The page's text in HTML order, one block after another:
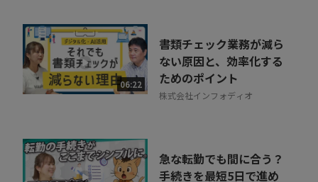
06:22
書類チェック業務が減ら
ない原因と、効率化する
ためのポイント
株式会社インフォディオ
急な転勤でも間に合う？
手続きを最短5日で進め